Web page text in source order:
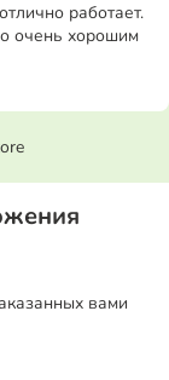
работает.
очень хорошим
вами